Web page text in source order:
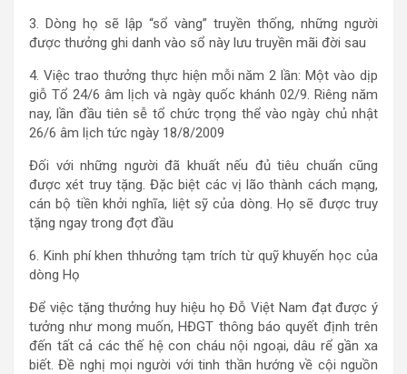
3. Dòng họ sẽ lập “sổ vàng” truyền thống, những người
được thưởng ghi danh vào sổ này lưu truyền mãi đời sau
4. Việc trao thưởng thực hiện mỗi năm 2 lần: Một vào dịp
giỗ Tổ 24/6 âm lịch và ngày quốc khánh 02/9. Riêng năm
nay, lần đầu tiên sễ tổ chức trọng thể vào ngày chủ nhật
26/6 âm lịch tức ngày 18/8/2009
Đối với những người đã khuất nếu đủ tiêu chuẩn cũng
được xét truy tặng. Đặc biệt các vị lão thành cách mạng,
cán bộ tiền khởi nghĩa, liệt sỹ của dòng. Họ sẽ được truy
tặng ngay trong đợt đầu
6. Kinh phí khen thhưởng tạm trích từ quỹ khuyến học của
dòng Họ
Để việc tặng thưởng huy hiệu họ Đỗ Việt Nam đạt được ý
tưởng như mong muốn, HĐGT thông báo quyết định trên
đến tất cả các thế hệ con cháu nội ngoại, dâu rể gần xa
biết. Đề nghị mọi người với tinh thần hướng về cội nguồn